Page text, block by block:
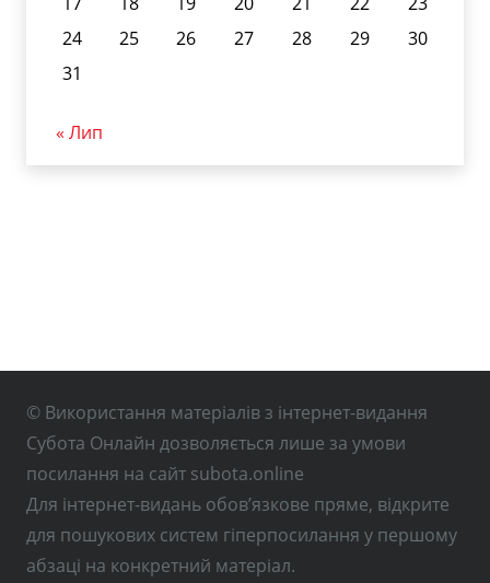
24
25 26 27 28 29
30
31
« Лип
© Використання матеріалів з інтернет-видання
Субота Онлайн дозволяється лише за умови
посилання на сайт subota.online
Для інтернет-видань обов’язкове пряме, відкрите
для пошукових систем гіперпосилання у першому
абзаці на конкретний матеріал.